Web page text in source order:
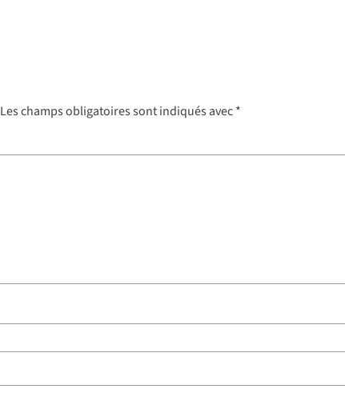
Les champs obligatoires sont indiqués avec*